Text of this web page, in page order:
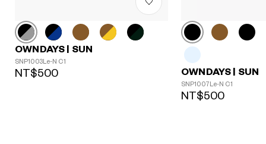
OWNDAYS | SUN
SNP1003Le-N C1
NT$500 OWNDAYS | SUN
SNP1007Le-N C1
NT$500